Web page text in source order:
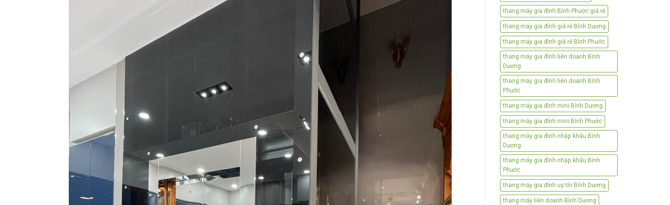
thang máy gia đình Bình Phước giá rẻ
thang máy gia đình giá rẻ Bình Dương
thang máy gia đình giá rẻ Bình Phước
thang máy gia đình liên doanh Bình
Dương
thang máy gia đình liên doanh Bình
Phước
thang máy gia đình mini Bình Dương
thang máy gia đình mini Bình Phước
thang máy gia đình nhập khẩu Bình
Dương
thang máy gia đình nhập khẩu Bình
Phước
thang máy gia đình uy tín Bình Dương
thang máy liên doanh Bình Dương